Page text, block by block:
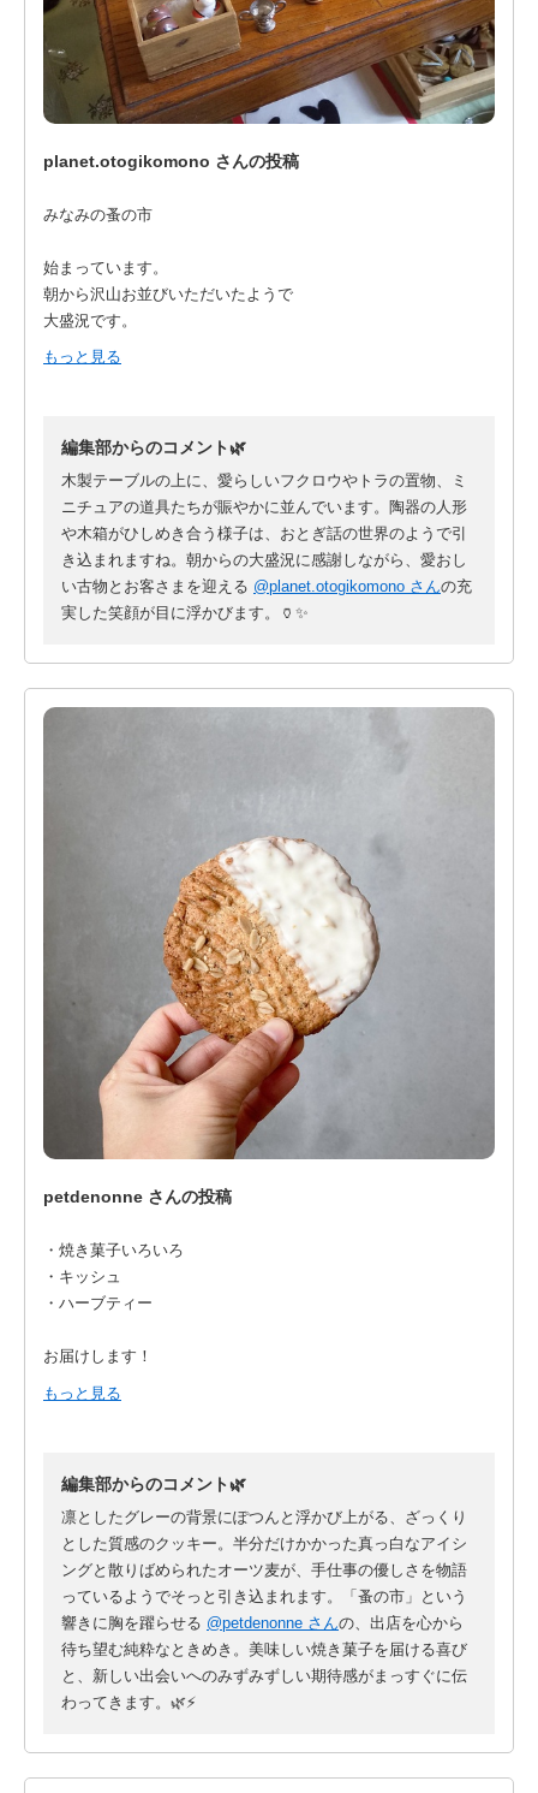
planet.otogikomono さんの投稿
みなみの蚤の市
始まっています。
朝から沢山お並びいただいたようで
大盛況です。
16時までお待ちしております。
もっと見る
編集部からのコメント🌿
木製テーブルの上に、愛らしいフクロウやトラの置物、ミ
ニチュアの道具たちが賑やかに並んでいます。陶器の人形
や木箱がひしめき合う様子は、おとぎ話の世界のようで引
き込まれますね。朝からの大盛況に感謝しながら、愛おし
い古物とお客さまを迎える @planet.otogikomono さんの充
実した笑顔が目に浮かびます。🏺✨
petdenonne さんの投稿
・焼き菓子いろいろ
・キッシュ
・ハーブティー
お届けします！
蚤の市、わたしの大好きなこの言葉に胸が高鳴ります。古物の
みなさんにお会いできるのをたのしみにしています
もっと見る
編集部からのコメント🌿
凛としたグレーの背景にぽつんと浮かび上がる、ざっくり
とした質感のクッキー。半分だけかかった真っ白なアイシ
ングと散りばめられたオーツ麦が、手仕事の優しさを物語
っているようでそっと引き込まれます。「蚤の市」という
響きに胸を躍らせる @petdenonne さんの、出店を心から
待ち望む純粋なときめき。美味しい焼き菓子を届ける喜び
と、新しい出会いへのみずみずしい期待感がまっすぐに伝
わってきます。🌿⚡️